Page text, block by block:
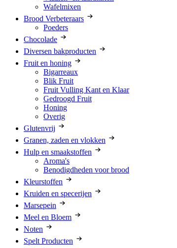
Wafelmixen
Brood Verbeteraars
Poeders
Chocolade
Diversen bakproducten
Fruit en honing
Bigarreaux
Blik Fruit
Fruit Vulling Kant en Klaar
Gedroogd Fruit
Honing
Overig
Glutenvrij
Granen, zaden en vlokken
Hulp en smaakstoffen
Aroma's
Benodigdheden voor brood
Kleurstoffen
Kruiden en specerijen
Marsepein
Meel en Bloem
Noten
Spelt Producten